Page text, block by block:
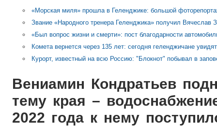
«Морская миля» прошла в Геленджике: большой
Звание «Народного тренера Геленджика» получил Вячеслав
«Был вопрос жизни и смерти»: пост благодарности
Комета вернется через 135 лет: сегодня геленджичане
Курорт, известный на всю Россию: "Блокнот" побывал в
Вениамин Кондратьев
тему края –
2022 года к нему